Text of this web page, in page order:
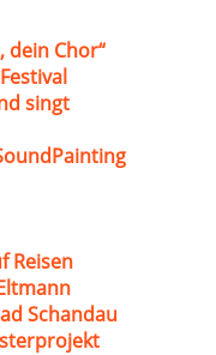
dein Chor“
singt
Reisen
Schandau